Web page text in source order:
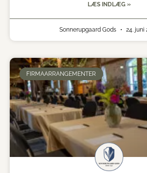
LÆS INDLÆG »
Sonnerupgaard Gods 24. juni
FIRMAARRANGEMENTER